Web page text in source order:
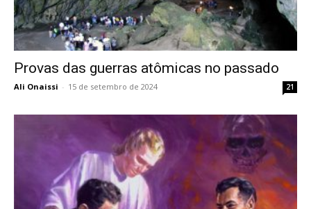
Provas das guerras atômicas no passado
Ali Onaissi - 15 de setembro de 2024 21